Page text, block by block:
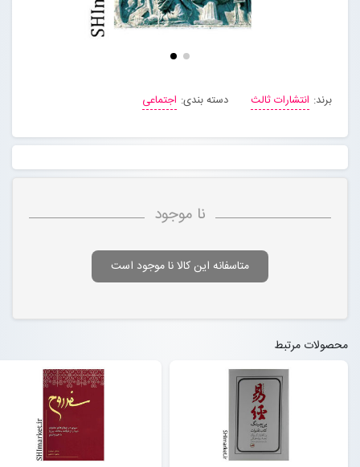
برند: انتشارات ثالث دسته بندی: اجتماعی
نا موجود
متاسفانه این کالا نا موجود است
محصولات مرتبط